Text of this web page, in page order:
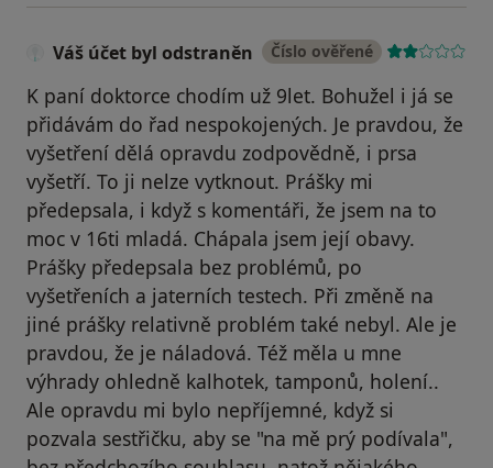
Váš účet byl odstraněn Číslo ověřené
K paní doktorce chodím už 9let. Bohužel i já se
přidávám do řad nespokojených. Je pravdou, že
vyšetření dělá opravdu zodpovědně, i prsa
vyšetří. To ji nelze vytknout. Prášky mi
předepsala, i když s komentáři, že jsem na to
moc v 16ti mladá. Chápala jsem její obavy.
Prášky předepsala bez problémů, po
vyšetřeních a jaterních testech. Při změně na
jiné prášky relativně problém také nebyl. Ale je
pravdou, že je náladová. Též měla u mne
výhrady ohledně kalhotek, tamponů, holení..
Ale opravdu mi bylo nepříjemné, když si
pozvala sestřičku, aby se "na mě prý podívala",